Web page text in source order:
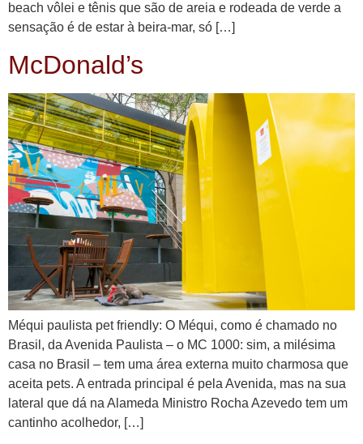
beach vôlei e tênis que são de areia e rodeada de verde a
sensação é de estar à beira-mar, só […]
McDonald’s
Méqui paulista pet friendly: O Méqui, como é chamado no
Brasil, da Avenida Paulista – o MC 1000: sim, a milésima
casa no Brasil – tem uma área externa muito charmosa que
aceita pets. A entrada principal é pela Avenida, mas na sua
lateral que dá na Alameda Ministro Rocha Azevedo tem um
cantinho acolhedor, […]